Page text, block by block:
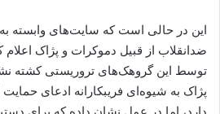
این در حالی است که سایت‌های وابسته
ضدانقلاب از قبیل دموکرات و پژاک اعلام
توسط این گروهک‌های تروریستی کشته
پژاک به شیوه‌ای فریبکارانه ادعای